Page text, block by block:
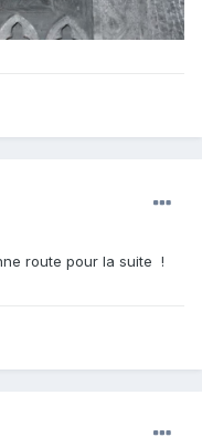
route pour la suite !